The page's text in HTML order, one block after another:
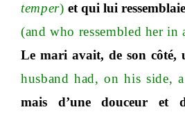
temper) et qui lui
(and who ressembled her in
Le mari avait, de son côté,
husband had, on his side,
mais d’une douceur et